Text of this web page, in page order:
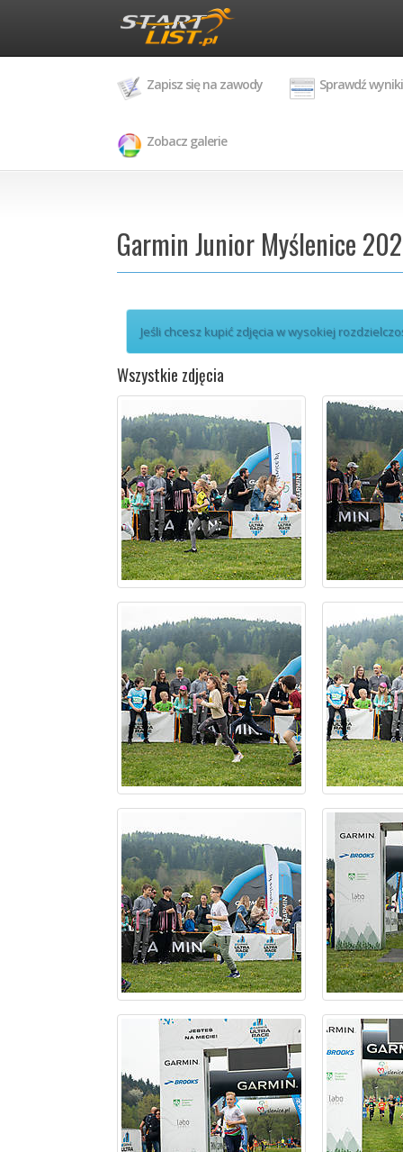
Zapisz się na zawody Sprawdź wyniki
Zobacz galerie
Garmin Junior Myślenice
Jeśli chcesz kupić zdjęcia w wysokiej
Wszystkie zdjęcia